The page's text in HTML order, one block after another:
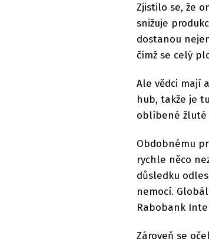
Zjistilo se, že
snižuje
dostanou
čímž se celý
Ale vědci mají
hub, takže je
oblíbené žluté
Obdobnému
rychle něco
důsledku
nemocí.
Rabobank
Zároveň se